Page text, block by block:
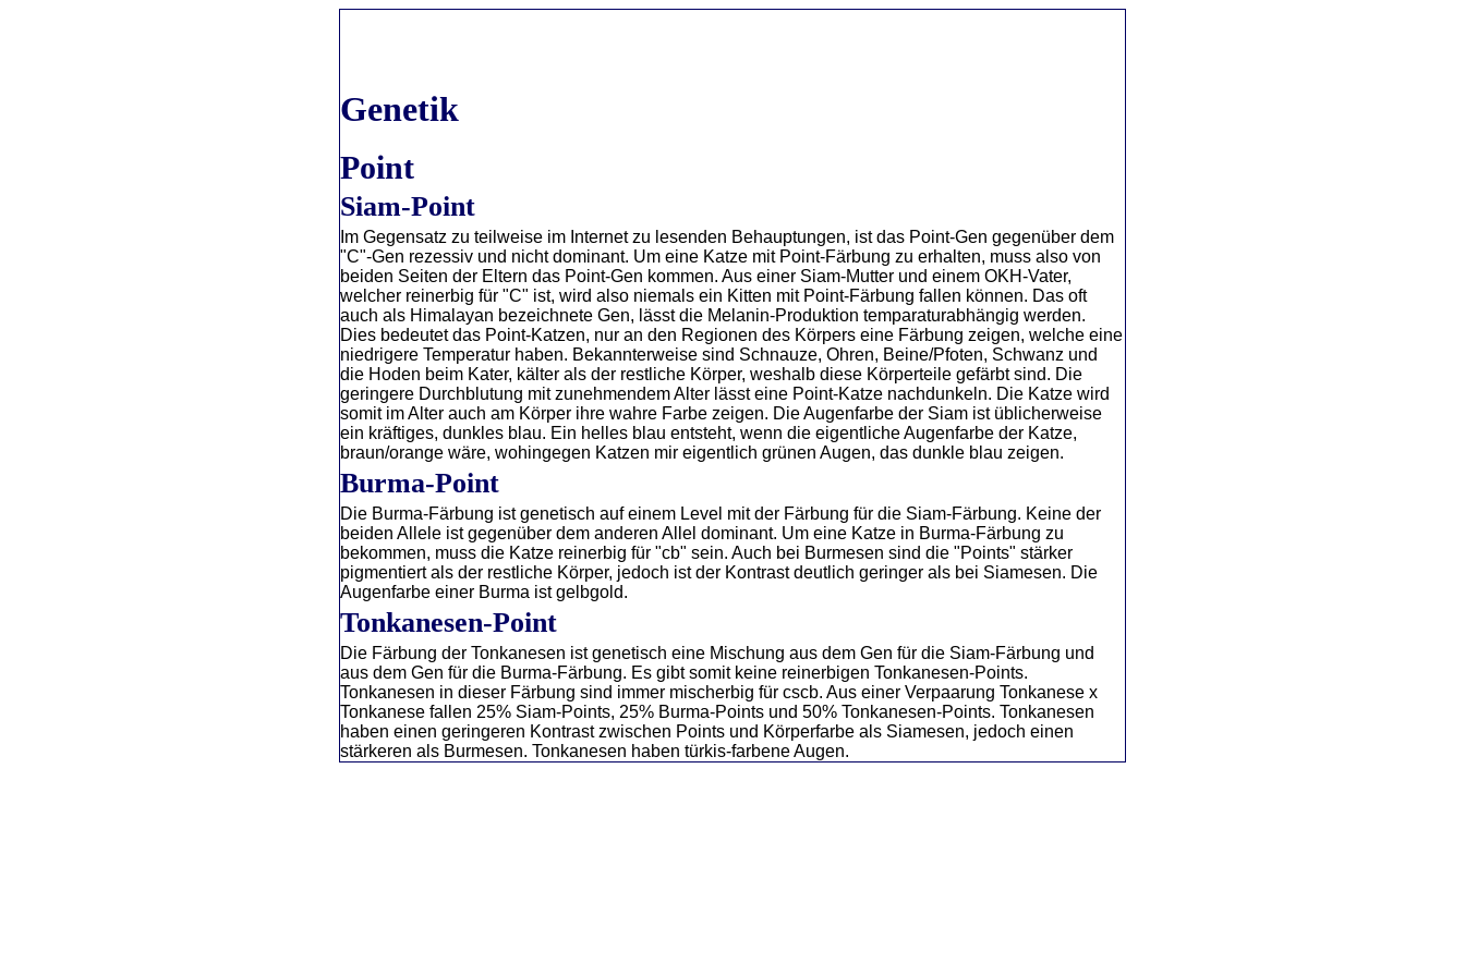
Genetik
Point
Siam-Point
Im Gegensatz zu teilweise im Internet zu lesenden Behauptungen, ist das Point-Gen gegenüber dem
"C"-Gen rezessiv und nicht dominant. Um eine Katze mit Point-Färbung zu erhalten, muss also von
beiden Seiten der Eltern das Point-Gen kommen. Aus einer Siam-Mutter und einem OKH-Vater,
welcher reinerbig für "C" ist, wird also niemals ein Kitten mit Point-Färbung fallen können. Das oft
auch als Himalayan bezeichnete Gen, lässt die Melanin-Produktion temparaturabhängig werden.
Dies bedeutet das Point-Katzen, nur an den Regionen des Körpers eine Färbung zeigen, welche eine
niedrigere Temperatur haben. Bekannterweise sind Schnauze, Ohren, Beine/Pfoten, Schwanz und
die Hoden beim Kater, kälter als der restliche Körper, weshalb diese Körperteile gefärbt sind. Die
geringere Durchblutung mit zunehmendem Alter lässt eine Point-Katze nachdunkeln. Die Katze wird
somit im Alter auch am Körper ihre wahre Farbe zeigen. Die Augenfarbe der Siam ist üblicherweise
ein kräftiges, dunkles blau. Ein helles blau entsteht, wenn die eigentliche Augenfarbe der Katze,
braun/orange wäre, wohingegen Katzen mir eigentlich grünen Augen, das dunkle blau zeigen.
Burma-Point
Die Burma-Färbung ist genetisch auf einem Level mit der Färbung für die Siam-Färbung. Keine der
beiden Allele ist gegenüber dem anderen Allel dominant. Um eine Katze in Burma-Färbung zu
bekommen, muss die Katze reinerbig für "cb" sein. Auch bei Burmesen sind die "Points" stärker
pigmentiert als der restliche Körper, jedoch ist der Kontrast deutlich geringer als bei Siamesen. Die
Augenfarbe einer Burma ist gelbgold.
Tonkanesen-Point
Die Färbung der Tonkanesen ist genetisch eine Mischung aus dem Gen für die Siam-Färbung und
aus dem Gen für die Burma-Färbung. Es gibt somit keine reinerbigen Tonkanesen-Points.
Tonkanesen in dieser Färbung sind immer mischerbig für cscb. Aus einer Verpaarung Tonkanese x
Tonkanese fallen 25% Siam-Points, 25% Burma-Points und 50% Tonkanesen-Points. Tonkanesen
haben einen geringeren Kontrast zwischen Points und Körperfarbe als Siamesen, jedoch einen
stärkeren als Burmesen. Tonkanesen haben türkis-farbene Augen.